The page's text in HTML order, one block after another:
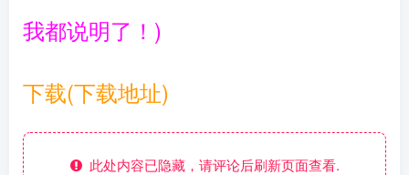
我都说明了！)
下载(下载地址)
此处内容已隐藏，请评论后刷新页面查看.